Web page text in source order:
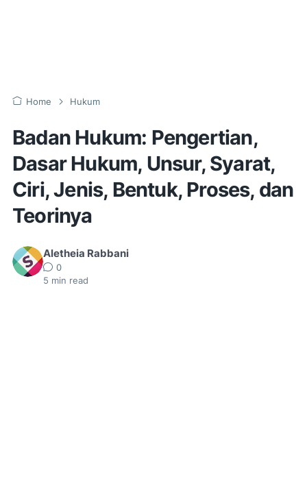
Home Hukum
Badan Hukum: Pengertian,
Dasar Hukum, Unsur, Syarat,
Ciri, Jenis, Bentuk, Proses, dan
Teorinya
Aletheia Rabbani
0
5 min read